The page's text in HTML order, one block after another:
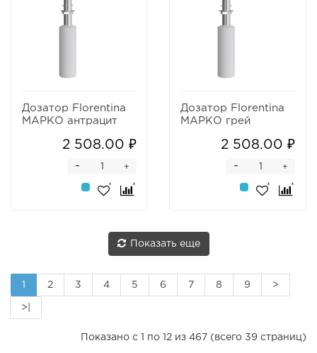
Дозатор Florentina
МАРКО антрацит
2 508.00 ₽
+
-
Дозатор Florentina
МАРКО грей
2 508.00 ₽
+
-
Показать еще
1 2 3 4 5 6 7 8 9 >
>|
Показано с 1 по 12 из 467 (всего 39 страниц)